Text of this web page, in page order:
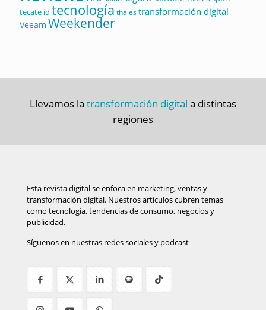
tecate id tecnología thalestransformación digital
Veeam Weekender
Llevamos la transformación digital a distintas
regiones
Esta revista digital se enfoca en marketing, ventas y
transformación digital. Nuestros artículos cubren temas
como tecnología, tendencias de consumo, negocios y
publicidad.
Síguenos en nuestras redes sociales y podcast